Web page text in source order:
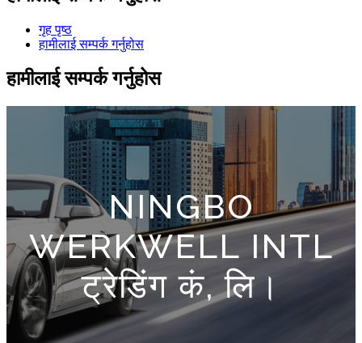
गृह पृष्ठ
हामीलाई सम्पर्क गर्नुहोस
हामीलाई सम्पर्क गर्नुहोस
NINGBO
WERKWELL INTL
ट्रेडिंग कं, लि।